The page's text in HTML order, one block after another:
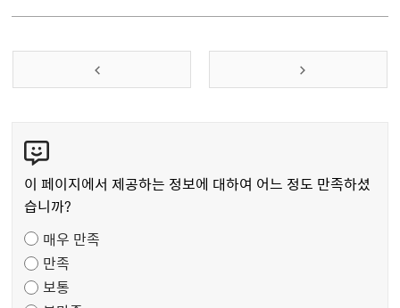
텐
츠
만
도
조
사
이 페이지에서 제공하는 정보에 대하여 어느 정도 만족하셨
습니까?
매우 만족
만족
보통